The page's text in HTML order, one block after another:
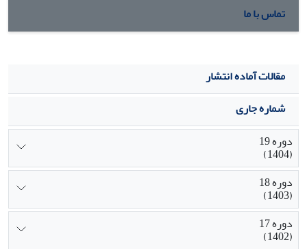
تماس با ما
مقالات آماده انتشار
شماره جاری
دوره 19
(1404)
دوره 18
(1403)
دوره 17
(1402)